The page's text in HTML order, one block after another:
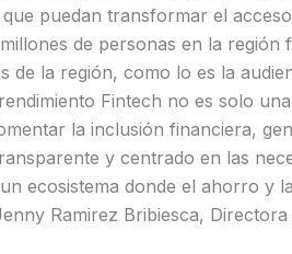
puedan transformar el
de personas en la región
de la región, como lo es la
Fintech no es solo
la inclusión financiera,
y centrado en las
ecosistema donde el ahorro y
Ramirez Bribiesca,